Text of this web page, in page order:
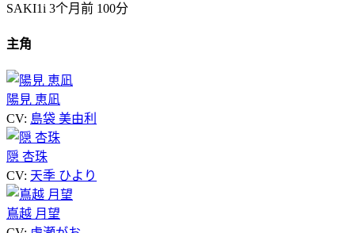
SAKI1i 3个月前 100分
主角
陽見 恵凪
CV: 島袋 美由利
隠 杏珠
CV: 天季 ひより
嶌越 月望